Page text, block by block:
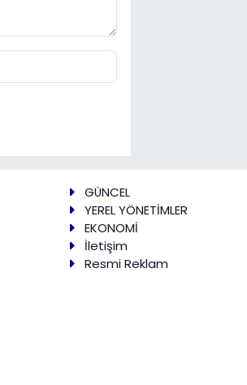
GÜNCEL
YEREL YÖNETİMLER
EKONOMİ
İletişim
Resmi Reklam